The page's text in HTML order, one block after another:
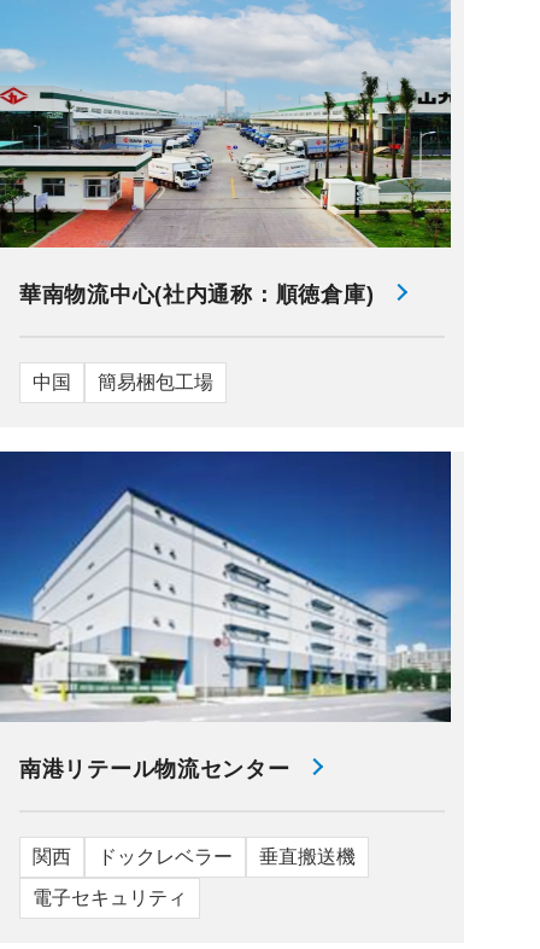
華南物流中心(社内通称：順徳倉庫)
中国 簡易梱包工場
南港リテール物流センター
関西 ドックレベラー
垂直搬送機
電子セキュリティ